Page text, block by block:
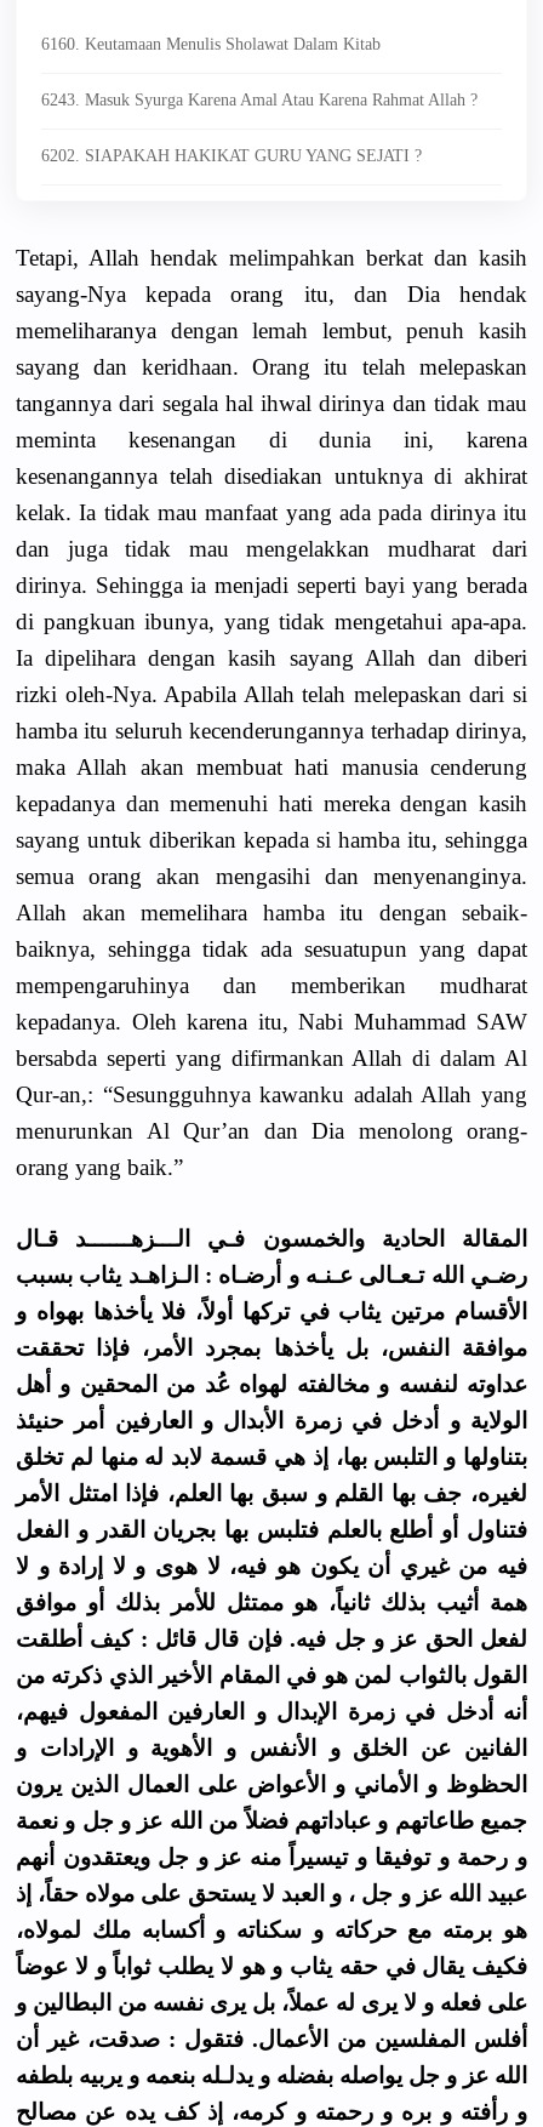
6160. Keutamaan Menulis Sholawat Dalam Kitab
6243. Masuk Syurga Karena Amal Atau Karena Rahmat Allah ?
6202. SIAPAKAH HAKIKAT GURU YANG SEJATI ?
Tetapi, Allah hendak melimpahkan berkat dan kasih
sayang-Nya kepada orang itu, dan Dia hendak
memeliharanya dengan lemah lembut, penuh kasih
sayang dan keridhaan. Orang itu telah melepaskan
tangannya dari segala hal ihwal dirinya dan tidak mau
meminta kesenangan di dunia ini, karena
kesenangannya telah disediakan untuknya di akhirat
kelak. Ia tidak mau manfaat yang ada pada dirinya itu
dan juga tidak mau mengelakkan mudharat dari
dirinya. Sehingga ia menjadi seperti bayi yang berada
di pangkuan ibunya, yang tidak mengetahui apa-apa.
Ia dipelihara dengan kasih sayang Allah dan diberi
rizki oleh-Nya. Apabila Allah telah melepaskan dari si
hamba itu seluruh kecenderungannya terhadap dirinya,
maka Allah akan membuat hati manusia cenderung
kepadanya dan memenuhi hati mereka dengan kasih
sayang untuk diberikan kepada si hamba itu, sehingga
semua orang akan mengasihi dan menyenanginya.
Allah akan memelihara hamba itu dengan sebaik-
baiknya, sehingga tidak ada sesuatupun yang dapat
mempengaruhinya dan memberikan mudharat
kepadanya. Oleh karena itu, Nabi Muhammad SAW
bersabda seperti yang difirmankan Allah di dalam Al
Qur-an,: “Sesungguhnya kawanku adalah Allah yang
menurunkan Al Qur’an dan Dia menolong orang-
orang yang baik.”
المقالة الحادية والخمسون فـي الـــزهــــــد قـال
رضـي الله تـعـالى عـنـه و أرضـاه : الـزاهـد يثاب بسبب
الأقسام مرتين يثاب في تركها أولاً، فلا يأخذها بهواه و
موافقة النفس، بل يأخذها بمجرد الأمر، فإذا تحققت
عداوته لنفسه و مخالفته لهواه عُد من المحقين و أهل
الولاية و أدخل في زمرة الأبدال و العارفين أمر حنيئذ
بتناولها و التلبس بها، إذ هي قسمة لابد له منها لم تخلق
لغيره، جف بها القلم و سبق بها العلم، فإذا امتثل الأمر
فتناول أو أطلع بالعلم فتلبس بها بجريان القدر و الفعل
فيه من غيري أن يكون هو فيه، لا هوى و لا إرادة و لا
همة أثيب بذلك ثانياً، هو ممتثل للأمر بذلك أو موافق
لفعل الحق عز و جل فيه. فإن قال قائل : كيف أطلقت
القول بالثواب لمن هو في المقام الأخير الذي ذكرته من
أنه أدخل في زمرة الإبدال و العارفين المفعول فيهم،
الفانين عن الخلق و الأنفس و الأهوية و الإرادات و
الحظوظ و الأماني و الأعواض على العمال الذين يرون
جميع طاعاتهم و عباداتهم فضلاً من الله عز و جل و نعمة
و رحمة و توفيقا و تيسيراً منه عز و جل ويعتقدون أنهم
عبيد الله عز و جل ، و العبد لا يستحق على مولاه حقاً، إذ
هو برمته مع حركاته و سكناته و أكسابه ملك لمولاه،
فكيف يقال في حقه يثاب و هو لا يطلب ثواباً و لا عوضاً
على فعله و لا يرى له عملاً، بل يرى نفسه من البطالين و
أفلس المفلسين من الأعمال. فتقول : صدقت، غير أن
الله عز و جل يواصله بفضله و يدلـله بنعمه و يربيه بلطفه
و رأفته و بره و رحمته و كرمه، إذ كف يده عن مصالح